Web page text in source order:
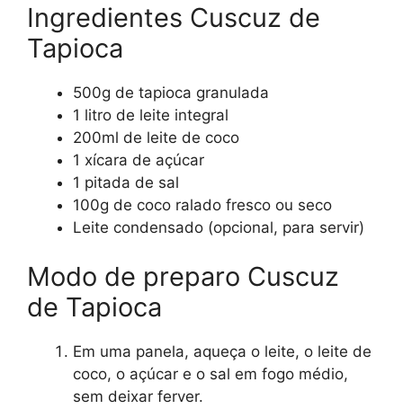
Ingredientes Cuscuz de
Tapioca
500g de tapioca granulada
1 litro de leite integral
200ml de leite de coco
1 xícara de açúcar
1 pitada de sal
100g de coco ralado fresco ou seco
Leite condensado (opcional, para servir)
Modo de preparo Cuscuz
de Tapioca
Em uma panela, aqueça o leite, o leite de
coco, o açúcar e o sal em fogo médio,
sem deixar ferver.